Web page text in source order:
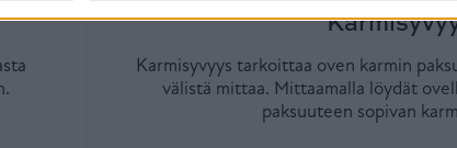
Karmisyvyys tarkoittaa oven karmin
välistä mittaa. Mittaamalla löydät
paksuuteen sopivan